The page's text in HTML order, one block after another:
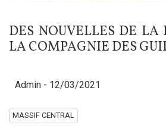
DES NOUVELLES DE LA
LA COMPAGNIE DES
Admin - 12/03/2021
MASSIF CENTRAL